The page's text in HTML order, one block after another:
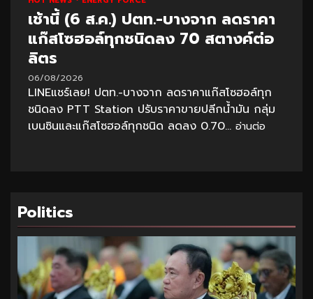
เช้านี้ (6 ส.ค.) ปตท.-บางจาก ลดราคา
แก๊สโซฮอล์ทุกชนิดลง 70 สตางค์ต่อ
ลิตร
06/08/2026
LINEแชร์เลย! ปตท.-บางจาก ลดราคาแก๊สโซฮอล์ทุก
ชนิดลง PTT Station ปรับราคาขายปลีกน้ำมัน กลุ่ม
เบนซินและแก๊สโซฮอล์ทุกชนิด ลดลง 0.70... อ่านต่อ
Politics